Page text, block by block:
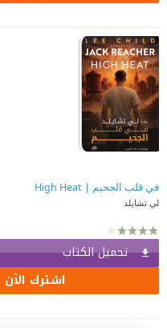
في قلب الجحيم | High Heat
لي تشايلد
تحميل الكتاب
اشترك الآن